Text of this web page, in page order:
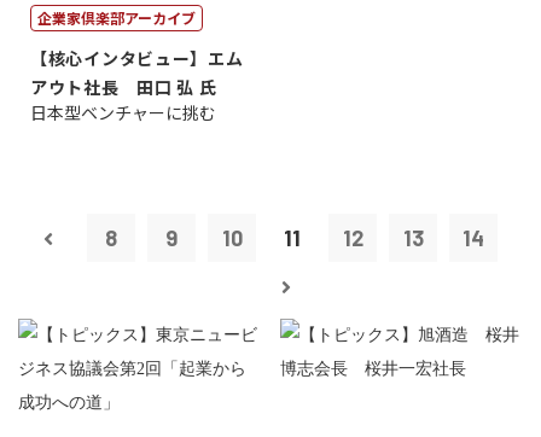
企業家倶楽部アーカイブ
【核心インタビュー】エム
アウト社長 田口 弘 氏
日本型ベンチャーに挑む
8 9 10 11 12 13 14